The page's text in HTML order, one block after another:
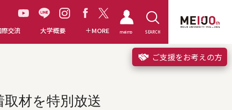
際交流 大学概要 MORE meimo SEARCH
ご支援をお考えの方
取材を特別放送